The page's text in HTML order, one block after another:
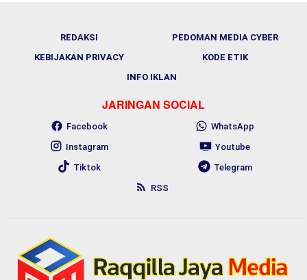
REDAKSI
PEDOMAN MEDIA CYBER
KEBIJAKAN PRIVACY
KODE ETIK
INFO IKLAN
JARINGAN SOCIAL
Facebook
WhatsApp
Instagram
Youtube
Tiktok
Telegram
RSS